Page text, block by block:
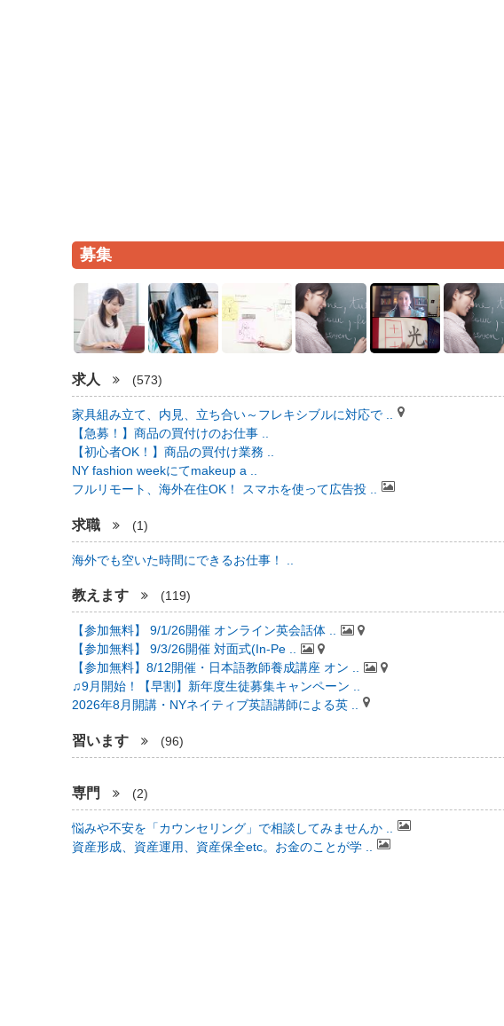
募集
求人 (573)
家具組み立て、内見、立ち合い～フレキシブルに対応で ..
【急募！】商品の買付けのお仕事 ..
【初心者OK！】商品の買付け業務 ..
NY fashion weekにてmakeup a ..
フルリモート、海外在住OK！ スマホを使って広告投 ..
求職 (1)
海外でも空いた時間にできるお仕事！ ..
教えます (119)
【参加無料】 9/1/26開催 オンライン英会話体 ..
【参加無料】 9/3/26開催 対面式(In-Pe ..
【参加無料】8/12開催・日本語教師養成講座 オン ..
♫9月開始！【早割】新年度生徒募集キャンペーン ..
2026年8月開講・NYネイティブ英語講師による英 ..
習います (96)
専門 (2)
悩みや不安を「カウンセリング」で相談してみませんか ..
資産形成、資産運用、資産保全etc。お金のことが学 ..